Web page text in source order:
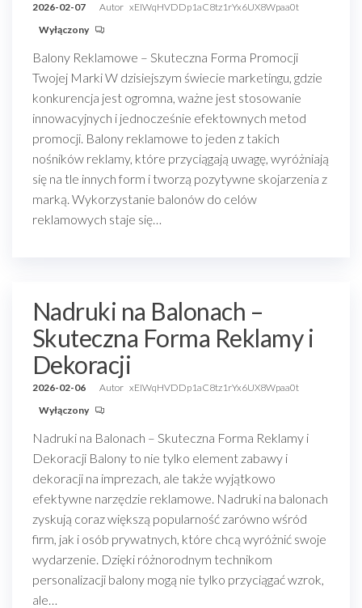
2026-02-07 Autor xEIWqHVDDp1aC8tz1rYx6UX8Wpaa0t
Wyłączony
Balony Reklamowe – Skuteczna Forma Promocji
Twojej Marki W dzisiejszym świecie marketingu, gdzie
konkurencja jest ogromna, ważne jest stosowanie
innowacyjnych i jednocześnie efektownych metod
promocji. Balony reklamowe to jeden z takich
nośników reklamy, które przyciągają uwagę, wyróżniają
się na tle innych form i tworzą pozytywne skojarzenia z
marką. Wykorzystanie balonów do celów
reklamowych staje się…
Nadruki na Balonach –
Skuteczna Forma Reklamy i
Dekoracji
2026-02-06 Autor xEIWqHVDDp1aC8tz1rYx6UX8Wpaa0t
Wyłączony
Nadruki na Balonach – Skuteczna Forma Reklamy i
Dekoracji Balony to nie tylko element zabawy i
dekoracji na imprezach, ale także wyjątkowo
efektywne narzędzie reklamowe. Nadruki na balonach
zyskują coraz większą popularność zarówno wśród
firm, jak i osób prywatnych, które chcą wyróżnić swoje
wydarzenie. Dzięki różnorodnym technikom
personalizacji balony mogą nie tylko przyciągać wzrok,
ale…